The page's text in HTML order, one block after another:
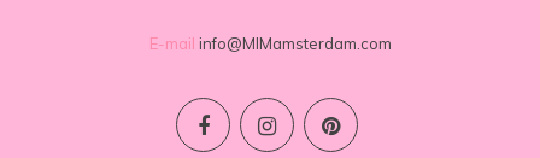
E-mail info@MIMamsterdam.com